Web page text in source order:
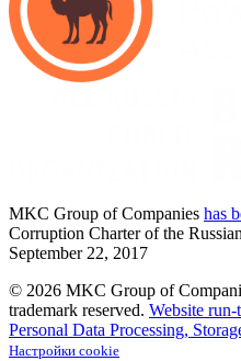
MKC Group of Companies has
Corruption Charter of the
September 22, 2017
© 2026 MKC Group of
trademark reserved. Website run-
Personal Data Processing,
Настройки cookie